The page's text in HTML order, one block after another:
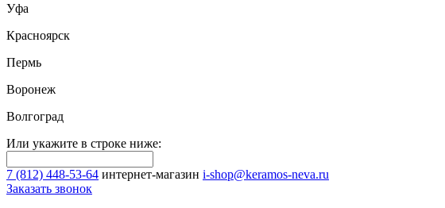
Уфа
Красноярск
Пермь
Воронеж
Волгоград
Или укажите в строке ниже:
7 (812) 448-53-64 интернет-магазин i-shop@keramos-neva.ru
Заказать звонок